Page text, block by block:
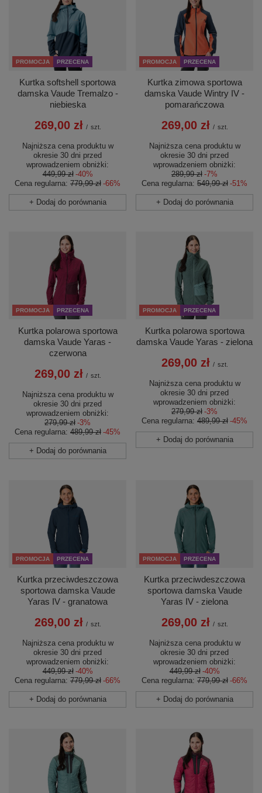
PROMOCJA PRZECENA
Kurtka softshell sportowa
damska Vaude Tremalzo -
niebieska
269,00 zł / szt.
Najniższa cena produktu w
okresie 30 dni przed
wprowadzeniem obniżki:
449,99 zł -40%
Cena regularna: 779,99 zł -66%
+ Dodaj do porównania
PROMOCJA PRZECENA
Kurtka zimowa sportowa
damska Vaude Wintry IV -
pomarańczowa
269,00 zł / szt.
Najniższa cena produktu w
okresie 30 dni przed
wprowadzeniem obniżki:
289,99 zł -7%
Cena regularna: 549,99 zł -51%
+ Dodaj do porównania
PROMOCJA PRZECENA
Kurtka polarowa sportowa
damska Vaude Yaras -
czerwona
269,00 zł / szt.
Najniższa cena produktu w
okresie 30 dni przed
wprowadzeniem obniżki:
279,99 zł -3%
Cena regularna: 489,99 zł -45%
+ Dodaj do porównania
PROMOCJA PRZECENA
Kurtka polarowa sportowa
damska Vaude Yaras - zielona
269,00 zł / szt.
Najniższa cena produktu w
okresie 30 dni przed
wprowadzeniem obniżki:
279,99 zł -3%
Cena regularna: 489,99 zł -45%
+ Dodaj do porównania
PROMOCJA PRZECENA
Kurtka przeciwdeszczowa
sportowa damska Vaude
Yaras IV - granatowa
269,00 zł / szt.
Najniższa cena produktu w
okresie 30 dni przed
wprowadzeniem obniżki:
449,99 zł -40%
Cena regularna: 779,99 zł -66%
+ Dodaj do porównania
PROMOCJA PRZECENA
Kurtka przeciwdeszczowa
sportowa damska Vaude
Yaras IV - zielona
269,00 zł / szt.
Najniższa cena produktu w
okresie 30 dni przed
wprowadzeniem obniżki:
449,99 zł -40%
Cena regularna: 779,99 zł -66%
+ Dodaj do porównania